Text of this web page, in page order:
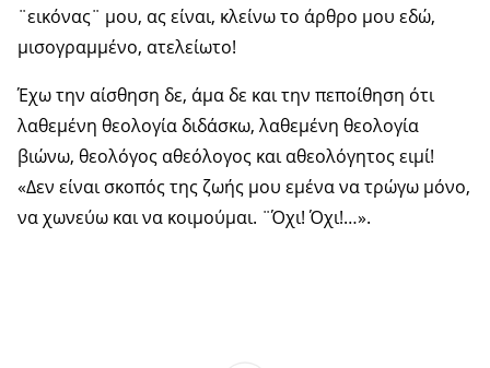
¨εικόνας¨ μου, ας είναι, κλείνω το άρθρο μου εδώ,
μισογραμμένο, ατελείωτο!
Έχω την αίσθηση δε, άμα δε και την πεποίθηση ότι
λαθεμένη θεολογία διδάσκω, λαθεμένη θεολογία
βιώνω, θεολόγος αθεόλογος και αθεολόγητος ειμί!
«Δεν είναι σκοπός της ζωής μου εμένα να τρώγω μόνο,
να χωνεύω και να κοιμούμαι. ¨Όχι! Όχι!…».